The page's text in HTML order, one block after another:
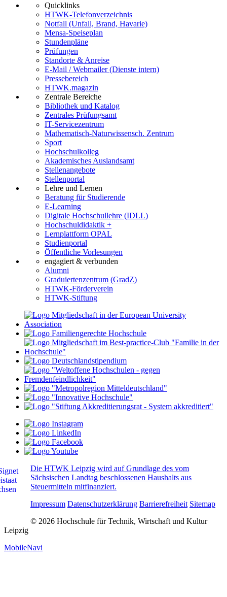
Quicklinks
HTWK-Telefonverzeichnis
Notfall (Unfall, Brand, Havarie)
Mensa-Speiseplan
Stundenpläne
Prüfungen
Standorte & Anreise
E-Mail / Webmailer (Dienste intern)
Pressebereich
HTWK.magazin
Zentrale Bereiche
Bibliothek und Katalog
Zentrales Prüfungsamt
IT-Servicezentrum
Mathematisch-Naturwissensch. Zentrum
Sport
Hochschulkolleg
Akademisches Auslandsamt
Stellenangebote
Stellenportal
Lehre und Lernen
Beratung für Studierende
E-Learning
Digitale Hochschullehre (IDLL)
Hochschuldidaktik +
Lernplattform OPAL
Studienportal
Öffentliche Vorlesungen
engagiert & verbunden
Alumni
Graduiertenzentrum (GradZ)
HTWK-Förderverein
HTWK-Stiftung
Die HTWK Leipzig wird auf Grundlage des vom
Sächsischen Landtag beschlossenen Haushalts aus
Steuermitteln mitfinanziert.
Impressum Datenschutzerklärung Barrierefreiheit Sitemap
© 2026 Hochschule für Technik, Wirtschaft und Kultur
Leipzig
MobileNavi